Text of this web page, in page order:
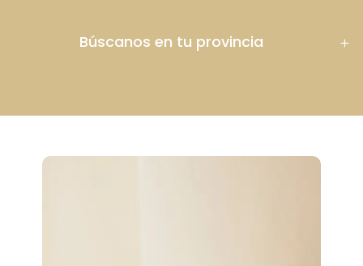
Búscanos en tu provincia